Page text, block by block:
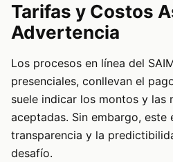
Tarifas y Costos
Advertencia
Los procesos en línea del
presenciales, conllevan el
suele indicar los montos y las
aceptadas. Sin embargo, este
transparencia y la
desafío.